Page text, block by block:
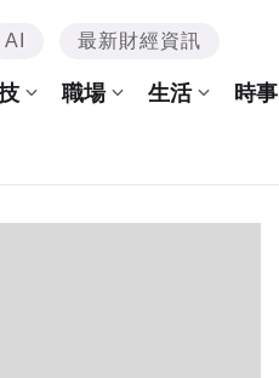
AI 最新財經資訊
職場 生活 時事